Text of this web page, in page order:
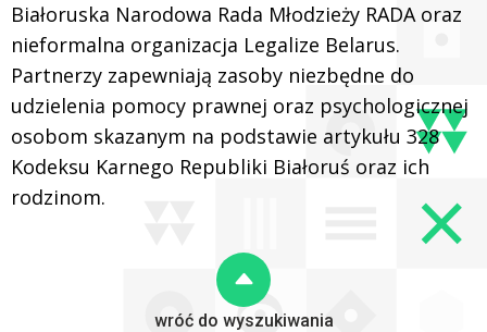
Białoruska Narodowa Rada Młodzieży RADA oraz
nieformalna organizacja Legalize Belarus.
Partnerzy zapewniają zasoby niezbędne do
udzielenia pomocy prawnej oraz psychologicznej
osobom skazanym na podstawie artykułu 328
Kodeksu Karnego Republiki Białoruś oraz ich
rodzinom.
wróć do wyszukiwania